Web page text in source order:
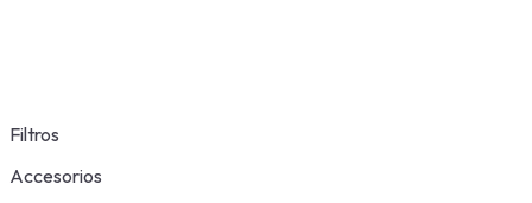
Filtros
Accesorios